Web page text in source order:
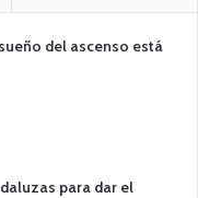
del ascenso está
para dar el